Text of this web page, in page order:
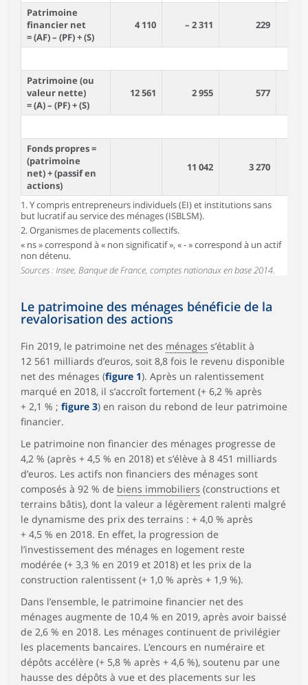
Patrimoine
financier net
= (AF) – (PF) + (S)
4 110 – 2 311 229
Patrimoine (ou
valeur nette)
= (A) – (PF) + (S)
12 561 2 955 577
Fonds propres =
(patrimoine
net) + (passif en
actions)
11 042 3 270
1. Y compris entrepreneurs individuels (EI) et institutions sans
but lucratif au service des ménages (ISBLSM).
2. Organismes de placements collectifs.
« ns » correspond à « non significatif », « - » correspond à un actif
non détenu.
Sources : Insee, Banque de France, comptes nationaux en base 2014.
Le patrimoine des ménages bénéficie de la
revalorisation des actions
Fin 2019, le patrimoine net des ménages s’établit à
12 561 milliards d’euros, soit 8,8 fois le revenu disponible
net des ménages (figure 1). Après un ralentissement
marqué en 2018, il s’accroît fortement (+ 6,2 % après
+ 2,1 % ; figure 3) en raison du rebond de leur patrimoine
financier.
Le patrimoine non financier des ménages progresse de
4,2 % (après + 4,5 % en 2018) et s’élève à 8 451 milliards
d’euros. Les actifs non financiers des ménages sont
composés à 92 % de biens immobiliers (constructions et
terrains bâtis), dont la valeur a légèrement ralenti malgré
le dynamisme des prix des terrains : + 4,0 % après
+ 4,5 % en 2018. En effet, la progression de
l’investissement des ménages en logement reste
modérée (+ 3,3 % en 2019 et 2018) et les prix de la
construction ralentissent (+ 1,0 % après + 1,9 %).
Dans l’ensemble, le patrimoine financier net des
ménages augmente de 10,4 % en 2019, après avoir baissé
de 2,6 % en 2018. Les ménages continuent de privilégier
les placements bancaires. L’encours en numéraire et
dépôts accélère (+ 5,8 % après + 4,6 %), soutenu par une
hausse des dépôts à vue et des placements sur les